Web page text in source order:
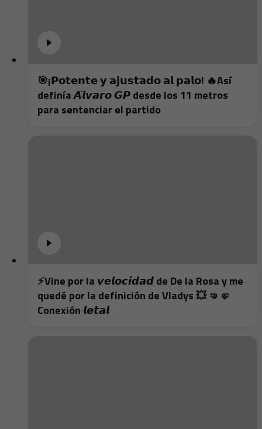
🎯¡𝗣𝗼𝘁𝗲𝗻𝘁𝗲 𝘆 𝗮𝗷𝘂𝘀𝘁𝗮𝗱𝗼 𝗮𝗹 𝗽𝗮𝗹𝗼! 🔥Así
definía 𝘼́𝙡𝙫𝙖𝙧𝙤 𝙂𝙋 desde los 11 metros
para sentenciar el partido
⚡️Vine por la 𝙫𝙚𝙡𝙤𝙘𝙞𝙙𝙖𝙙 de De la Rosa y me
quedé por la definición de Vladys 💥 🤜🤛
Conexión 𝙡𝙚𝙩𝙖𝙡